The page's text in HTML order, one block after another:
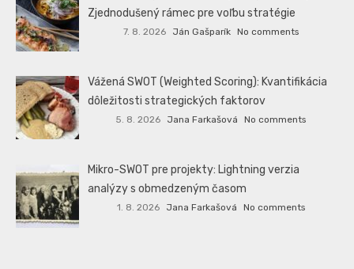
Zjednodušený rámec pre voľbu stratégie
7. 8. 2026 Ján Gašparík No comments
Vážená SWOT (Weighted Scoring): Kvantifikácia
dôležitosti strategických faktorov
5. 8. 2026 Jana Farkašová No comments
Mikro-SWOT pre projekty: Lightning verzia
analýzy s obmedzeným časom
1. 8. 2026 Jana Farkašová No comments